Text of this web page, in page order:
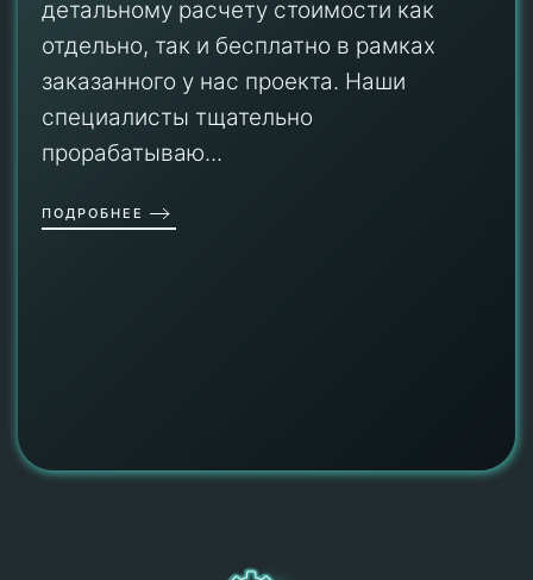
детальному расчету стоимости как
отдельно, так и бесплатно в рамках
заказанного у нас проекта. Наши
специалисты тщательно
прорабатываю...
ПОДРОБНЕЕ